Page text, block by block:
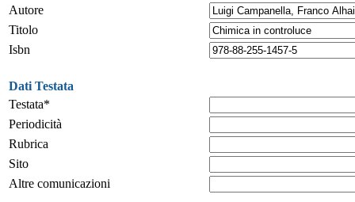
Autore
Titolo
Isbn
Dati Testata
Testata*
Periodicità
Rubrica
Sito
Altre comunicazioni